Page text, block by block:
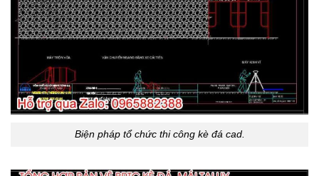
Biện pháp tổ chức thi công kè đá cad.